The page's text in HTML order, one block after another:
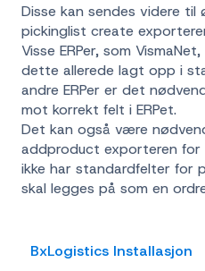
Disse kan sendes videre til
pickinglist create
Visse ERPer, som
dette allerede lagt opp i
andre ERPer er det
mot korrekt felt i ERPet.
Det kan også være
addproduct exporteren for
ikke har standardfelter for
skal legges på som en
BxLogistics Installasjon